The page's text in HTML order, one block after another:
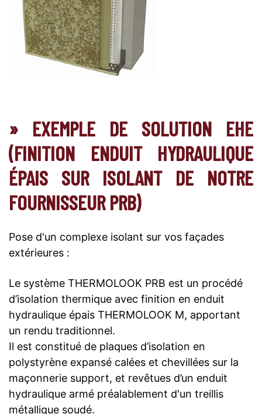
» EXEMPLE DE SOLUTION EHE
(FINITION ENDUIT HYDRAULIQUE
ÉPAIS SUR ISOLANT DE NOTRE
FOURNISSEUR PRB)
Pose d'un complexe isolant sur vos façades
extérieures :
Le système THERMOLOOK PRB est un procédé
d’isolation thermique avec finition en enduit
hydraulique épais THERMOLOOK M, apportant
un rendu traditionnel.
Il est constitué de plaques d’isolation en
polystyrène expansé calées et chevillées sur la
maçonnerie support, et revêtues d’un enduit
hydraulique armé préalablement d'un treillis
métallique soudé.